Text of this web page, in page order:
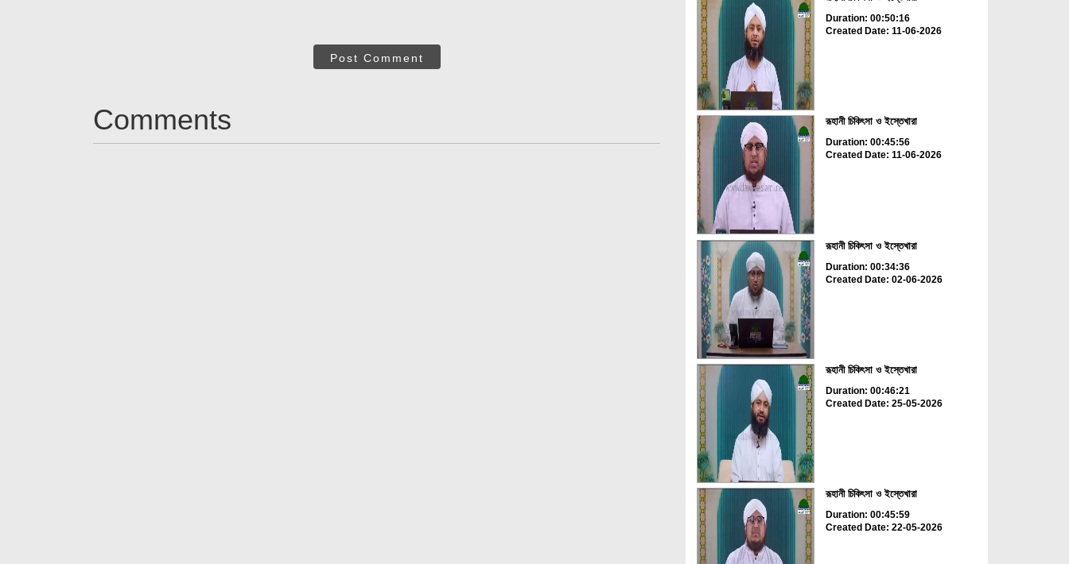
Post Comment
Comments
Duration: 00:50:16
Created Date: 11-06-2026
রূহানী চিকিৎসা ও ইস্তেখারা
Duration: 00:45:56
Created Date: 11-06-2026
রূহানী চিকিৎসা ও ইস্তেখারা
Duration: 00:34:36
Created Date: 02-06-2026
রূহানী চিকিৎসা ও ইস্তেখারা
Duration: 00:46:21
Created Date: 25-05-2026
রূহানী চিকিৎসা ও ইস্তেখারা
Duration: 00:45:59
Created Date: 22-05-2026